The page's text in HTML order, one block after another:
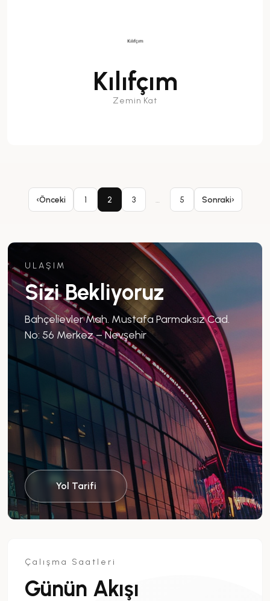
Kılıfçım
Zemin Kat
‹Önceki 1 2 3 … 5 Sonraki›
ULAŞIM
Sizi Bekliyoruz
Bahçelievler Mah. Mustafa Parmaksız Cad.
No: 56 Merkez – Nevşehir
Yol Tarifi
Çalışma Saatleri
Günün Akışı